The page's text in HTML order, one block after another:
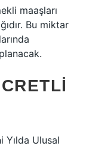
maaşları
Bu miktar
Yılda Ulusal